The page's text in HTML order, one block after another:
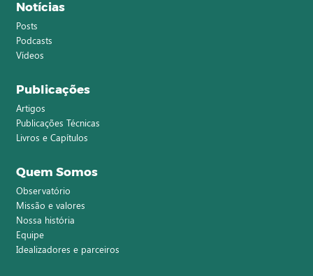
Notícias
Posts
Podcasts
Vídeos
Publicações
Artigos
Publicações Técnicas
Livros e Capítulos
Quem Somos
Observatório
Missão e valores
Nossa história
Equipe
Idealizadores e parceiros